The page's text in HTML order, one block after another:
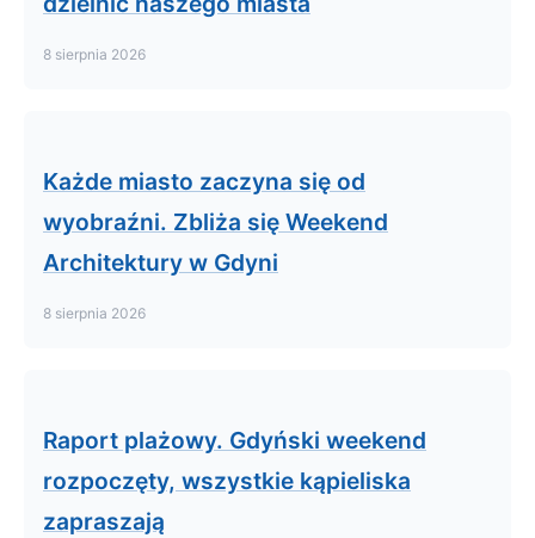
8 sierpnia 2026
Każde miasto zaczyna się od
wyobraźni. Zbliża się Weekend
Architektury w Gdyni
8 sierpnia 2026
Raport plażowy. Gdyński weekend
rozpoczęty, wszystkie kąpieliska
zapraszają